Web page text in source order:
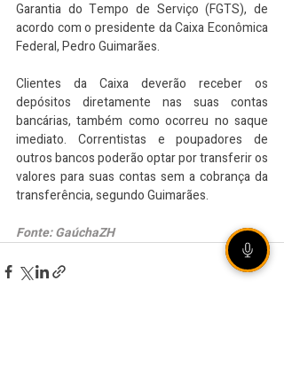
Garantia do Tempo de Serviço (FGTS), de
acordo com o presidente da Caixa Econômica
Federal, Pedro Guimarães.
Clientes da Caixa deverão receber os
depósitos diretamente nas suas contas
bancárias, também como ocorreu no saque
imediato. Correntistas e poupadores de
outros bancos poderão optar por transferir os
valores para suas contas sem a cobrança da
transferência, segundo Guimarães.
Fonte: GaúchaZH